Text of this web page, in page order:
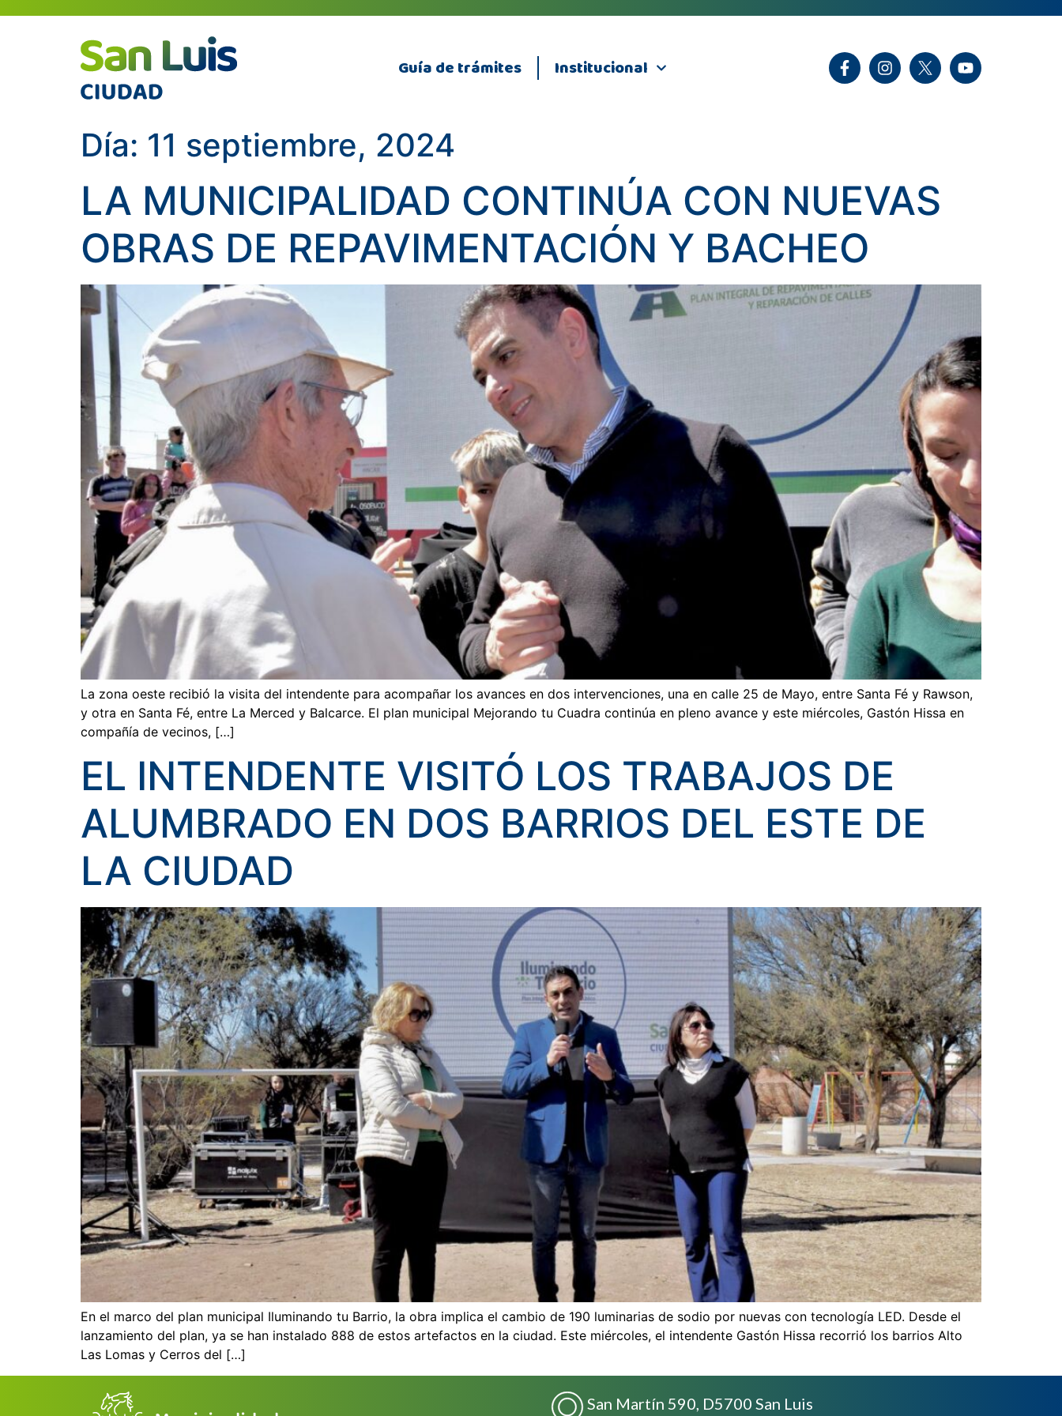
Guía de trámites Institucional
Día: 11 septiembre, 2024
LA MUNICIPALIDAD CONTINÚA CON NUEVAS
OBRAS DE REPAVIMENTACIÓN Y BACHEO
La zona oeste recibió la visita del intendente para acompañar los avances en dos intervenciones, una en calle 25 de Mayo, entre Santa Fé y Rawson,
y otra en Santa Fé, entre La Merced y Balcarce. El plan municipal Mejorando tu Cuadra continúa en pleno avance y este miércoles, Gastón Hissa en
compañía de vecinos, […]
EL INTENDENTE VISITÓ LOS TRABAJOS DE
ALUMBRADO EN DOS BARRIOS DEL ESTE DE
LA CIUDAD
En el marco del plan municipal Iluminando tu Barrio, la obra implica el cambio de 190 luminarias de sodio por nuevas con tecnología LED. Desde el
lanzamiento del plan, ya se han instalado 888 de estos artefactos en la ciudad. Este miércoles, el intendente Gastón Hissa recorrió los barrios Alto
Las Lomas y Cerros del […]
San Martín 590, D5700 San Luis